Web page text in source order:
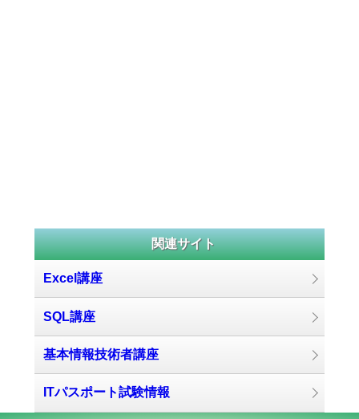
関連サイト
Excel講座
SQL講座
基本情報技術者講座
ITパスポート試験情報